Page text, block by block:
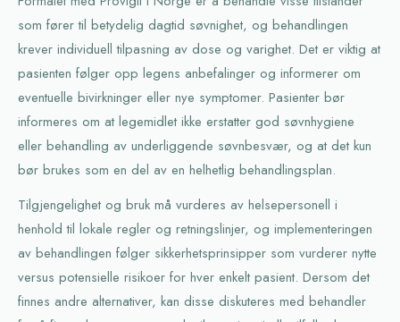
som fører til betydelig dagtid søvnighet, og behandlingen
krever individuell tilpasning av dose og varighet. Det er viktig at
pasienten følger opp legens anbefalinger og informerer om
eventuelle bivirkninger eller nye symptomer. Pasienter bør
informeres om at legemidlet ikke erstatter god søvnhygiene
eller behandling av underliggende søvnbesvær, og at det kun
bør brukes som en del av en helhetlig behandlingsplan.
Tilgjengelighet og bruk må vurderes av helsepersonell i
henhold til lokale regler og retningslinjer, og implementeringen
av behandlingen følger sikkerhetsprinsipper som vurderer nytte
versus potensielle risikoer for hver enkelt pasient. Dersom det
finnes andre alternativer, kan disse diskuteres med behandler